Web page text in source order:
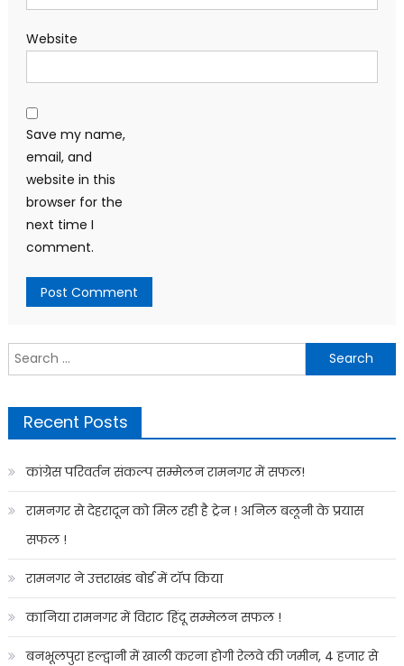
Website
Save my name,
email, and
website in this
browser for the
next time I
comment.
Search
for:
Recent Posts
कांग्रेस परिवर्तन संकल्प सम्मेलन रामनगर में सफल!
रामनगर से देहरादून को मिल रही है ट्रेन ! अनिल बलूनी के प्रयास
सफल !
रामनगर ने उत्तराखंड बोर्ड में टॉप किया
कानिया रामनगर में विराट हिंदू सम्मेलन सफल !
बनभूलपुरा हल्द्वानी में खाली करना होगी रेलवे की जमीन, 4 हजार से